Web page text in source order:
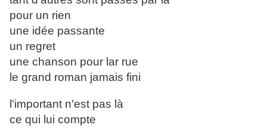
pour un rien
une idée passante
un regret
une chanson pour lar rue
le grand roman jamais fini
l'important n'est pas là
ce qui lui compte